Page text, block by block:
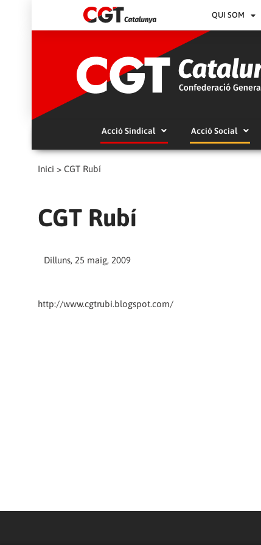
QUI SOM
Acció Sindical Acció Social
Inici > CGT Rubí
CGT Rubí
Dilluns, 25 maig, 2009
http://www.cgtrubi.blogspot.com/